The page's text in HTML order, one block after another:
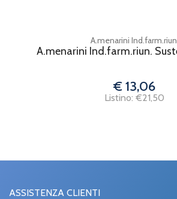
A.menarini Ind.farm.riun.
A.menarini Ind.farm.riun.
€ 13,06
Listino: €21,50
ASSISTENZA CLIENTI